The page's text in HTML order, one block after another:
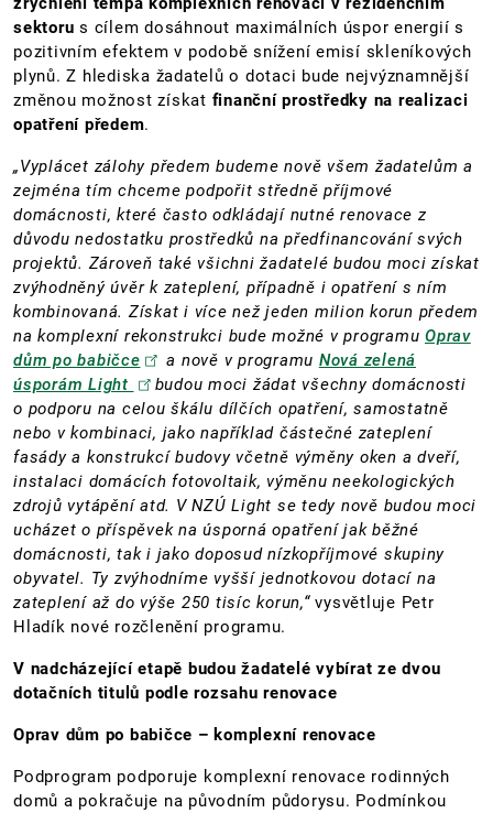
sektoru s cílem dosáhnout maximálních úspor energií s
pozitivním efektem v podobě snížení emisí skleníkových
plynů. Z hlediska žadatelů o dotaci bude nejvýznamnější
změnou možnost získat finanční prostředky na realizaci
opatření předem.
„Vyplácet zálohy předem budeme nově všem žadatelům a
zejména tím chceme podpořit středně příjmové
domácnosti, které často odkládají nutné renovace z
důvodu nedostatku prostředků na předfinancování svých
projektů. Zároveň také všichni žadatelé budou moci získat
zvýhodněný úvěr k zateplení, případně i opatření s ním
kombinovaná. Získat i více než jeden milion korun předem
na komplexní rekonstrukci bude možné v programu Oprav
dům po babičce
a nově v programu Nová zelená
úsporám Light
budou moci žádat všechny domácnosti
o podporu na celou škálu dílčích opatření, samostatně
nebo v kombinaci, jako například částečné zateplení
fasády a konstrukcí budovy včetně výměny oken a dveří,
instalaci domácích fotovoltaik, výměnu neekologických
zdrojů vytápění atd. V NZÚ Light se tedy nově budou moci
ucházet o příspěvek na úsporná opatření jak běžné
domácnosti, tak i jako doposud nízkopříjmové skupiny
obyvatel. Ty zvýhodníme vyšší jednotkovou dotací na
zateplení až do výše 250 tisíc korun,“vysvětluje Petr
Hladík nové rozčlenění programu.
V nadcházející etapě budou žadatelé vybírat ze dvou
dotačních titulů podle rozsahu renovace
Oprav dům po babičce – komplexní renovace
Podprogram podporuje komplexní renovace rodinných
domů a pokračuje na původním půdorysu. Podmínkou